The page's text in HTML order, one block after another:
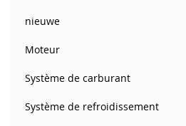
nieuwe
Moteur
Système de carburant
Système de refroidissement